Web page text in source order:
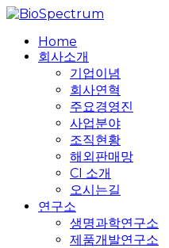
Skip
main
content
search
MenuHome
회사소개
기업이념
회사연혁
주요경영진
사업분야
조직현황
해외판매망
CI 소개
오시는길
연구소
생명과학연구소
제품개발연구소